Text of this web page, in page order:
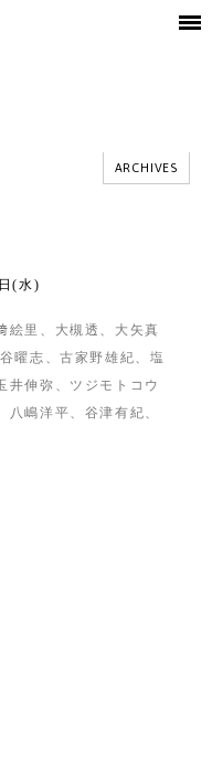
ARCHIVES
(水)
絵里、大槻透、大矢真
曜志、古家野雄紀、塩
井伸弥、ツジモトコウ
嶋洋平、谷津有紀、